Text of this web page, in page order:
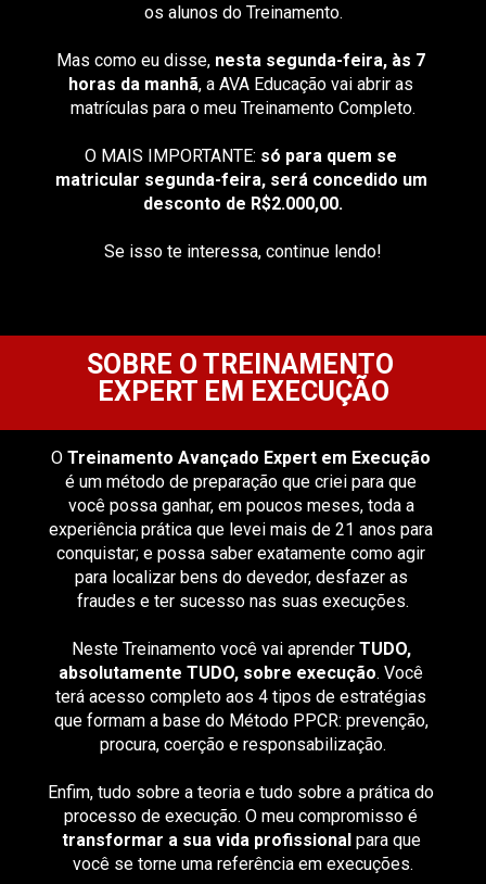
os alunos do Treinamento.
Mas como eu disse, nesta segunda-feira, às 7
horas da manhã, a AVA Educação vai abrir as
matrículas para o meu Treinamento Completo.
O MAIS IMPORTANTE: só para quem se
matricular segunda-feira, será concedido um
desconto de R$2.000,00.
Se isso te interessa, continue lendo!
SOBRE O TREINAMENTO
EXPERT EM EXECUÇÃO
O Treinamento Avançado Expert em Execução
é um método de preparação que criei para que
você possa ganhar, em poucos meses, toda a
experiência prática que levei mais de 21 anos para
conquistar; e possa saber exatamente como agir
para localizar bens do devedor, desfazer as
fraudes e ter sucesso nas suas execuções.
Neste Treinamento você vai aprender TUDO,
absolutamente TUDO, sobre execução. Você
terá acesso completo aos 4 tipos de estratégias
que formam a base do Método PPCR: prevenção,
procura, coerção e responsabilização.
Enfim, tudo sobre a teoria e tudo sobre a prática do
transformar a sua vida profissional para que
você se torne uma referência em execuções.